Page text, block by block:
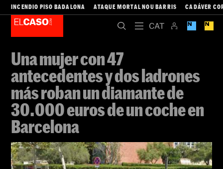
INCENDIO PISO BADALONA ATAQUE MORTAL NOU BARRIS CADÁVER
Una mujer con 47
antecedentes y dos ladrones
más roban un diamante de
30.000 euros de un coche en
Barcelona